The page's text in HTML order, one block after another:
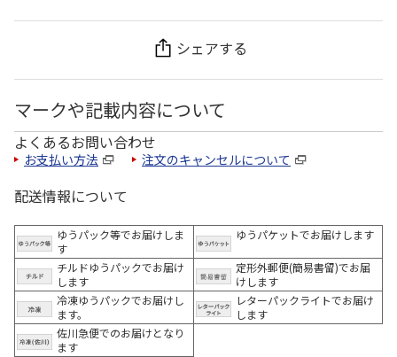
シェアする
マークや記載内容について
よくあるお問い合わせ
お支払い方法 注文のキャンセルについて
配送情報について
ゆうパック等でお届けしま
す
ゆうパケットでお届けします
チルドゆうパックでお届け
します
定形外郵便(簡易書留)でお届
けします
冷凍ゆうパックでお届けし
ます。
レターパックライトでお届け
します
佐川急便でのお届けとなり
ます